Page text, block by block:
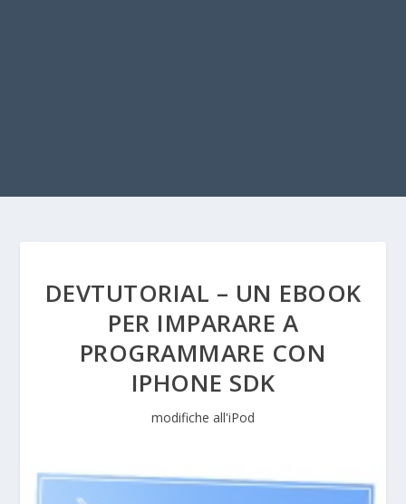
DEVTUTORIAL – UN EBOOK
PER IMPARARE A
PROGRAMMARE CON
IPHONE SDK
modifiche all'iPod